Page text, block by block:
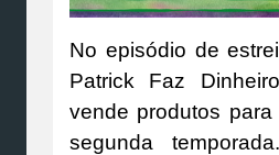
No episódio de
Patrick Faz
vende produtos
segunda